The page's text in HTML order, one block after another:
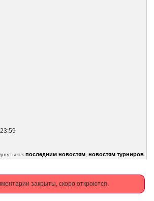
к последним новостям, новостям турниров.
закрыты, скоро откроются.